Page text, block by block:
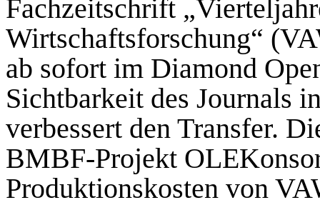
Fachzeitschrift
Wirtschaftsforschung“
ab sofort im Diamond
Sichtbarkeit des Journals
verbessert den Transfer.
BMBF-Projekt
Produktionskosten von